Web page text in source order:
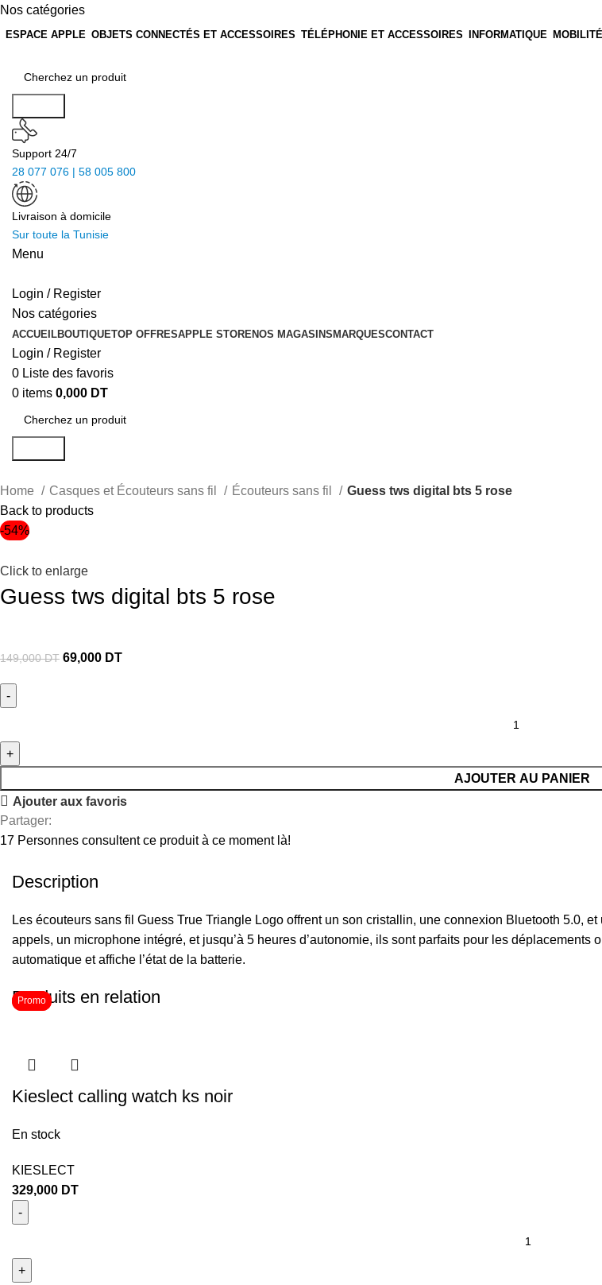
Nos catégories
ESPACE APPLE OBJETS CONNECTÉS ET ACCESSOIRES TÉLÉPHONIE ET ACCESSOIRES INFORMATIQUE MOBILITÉ
Support 24/7
28 077 076 | 58 005 800
Livraison à domicile
Sur toute la Tunisie
Menu
Login / Register
Nos catégories
ACCUEILBOUTIQUETOP OFFRESAPPLE STORENOS MAGASINSMARQUESCONTACT
Login / Register
0 Liste des favoris
0 items 0,000 DT
Home Casques et Écouteurs sans fil Écouteurs sans fil
Guess tws digital bts 5 rose
Back to products
-54%
Click to enlarge
Guess tws digital bts 5 rose
149,000DT 69,000 DT
AJOUTER AU PANIER
Ajouter aux favoris
Partager:
17 Personnes consultent ce produit à ce moment là!
Description
Les écouteurs sans fil Guess True Triangle Logo offrent un son cristallin, une connexion Bluetooth 5.0,
appels, un microphone intégré, et jusqu’à 5 heures d’autonomie, ils sont parfaits pour les
automatique et affiche l’état de la batterie.
Produits en relation
Kieslect calling watch ks noir
En stock
KIESLECT
329,000 DT
Promo
Promo